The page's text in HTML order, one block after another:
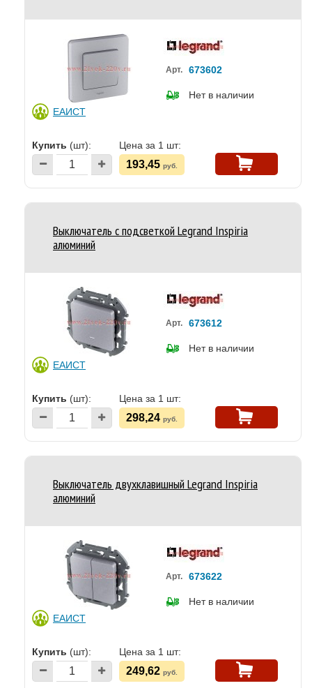
ЕАИСТ
Арт. 673602
Нет в наличии
Купить (шт): Цена за 1 шт:
193,45 руб.
Выключатель с подсветкой Legrand Inspiria
алюминий
ЕАИСТ
Арт. 673612
Нет в наличии
Купить (шт): Цена за 1 шт:
298,24 руб.
Выключатель двухклавишный Legrand Inspiria
алюминий
ЕАИСТ
Арт. 673622
Нет в наличии
Купить (шт): Цена за 1 шт:
249,62 руб.